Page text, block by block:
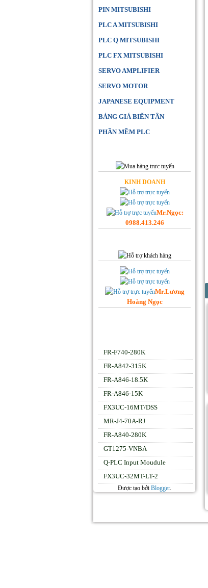
PIN MITSUBISHI
PLC A MITSUBISHI
PLC Q MITSUBISHI
PLC FX MITSUBISHI
SERVO AMPLIFIER
SERVO MOTOR
JAPANESE EQUIPMENT
BẢNG GIÁ BIẾN TẦN
PHẦN MỀM PLC
KINH DOANH
Mr.Ngọc:
0988.413.246
Mr.Lương
Hoàng Ngọc
FR-F740-280K
FR-A842-315K
FR-A846-18.5K
FR-A846-15K
FX3UC-16MT/DSS
MR-J4-70A-RJ
FR-A840-280K
GT1275-VNBA
Q-PLC Input Moudule
FX3UC-32MT-LT-2
Được tạo bởi Blogger.